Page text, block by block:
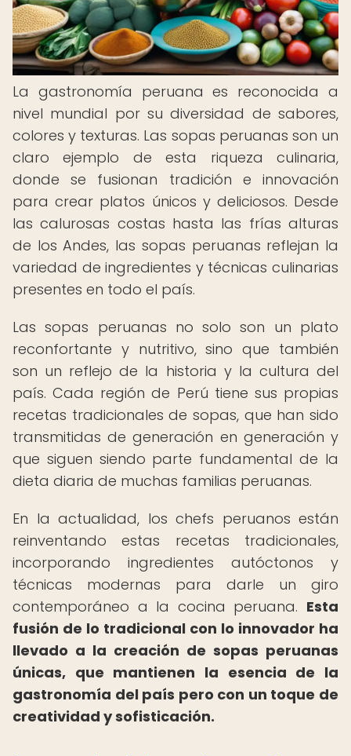
La gastronomía peruana es reconocida a
nivel mundial por su diversidad de sabores,
colores y texturas. Las sopas peruanas son un
claro ejemplo de esta riqueza culinaria,
donde se fusionan tradición e innovación
para crear platos únicos y deliciosos. Desde
las calurosas costas hasta las frías alturas
de los Andes, las sopas peruanas reflejan la
variedad de ingredientes y técnicas culinarias
presentes en todo el país.
Las sopas peruanas no solo son un plato
reconfortante y nutritivo, sino que también
son un reflejo de la historia y la cultura del
país. Cada región de Perú tiene sus propias
recetas tradicionales de sopas, que han sido
transmitidas de generación en generación y
que siguen siendo parte fundamental de la
dieta diaria de muchas familias peruanas.
En la actualidad, los chefs peruanos están
reinventando estas recetas tradicionales,
incorporando ingredientes autóctonos y
técnicas modernas para darle un giro
contemporáneo a la cocina peruana. Esta
fusión de lo tradicional con lo innovador ha
llevado a la creación de sopas peruanas
únicas, que mantienen la esencia de la
gastronomía del país pero con un toque de
creatividad y sofisticación.